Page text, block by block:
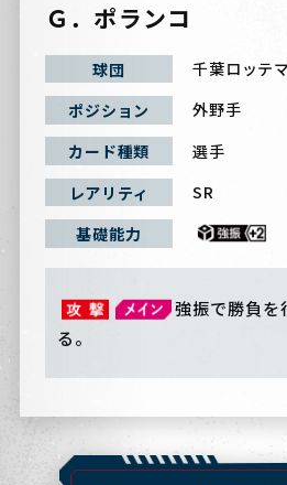
Ｇ．ポランコ
球団
千葉ロッテ
ポジション
外野手
カード種類
選手
レアリティ
SR
基礎能力
強振で勝負を
る。